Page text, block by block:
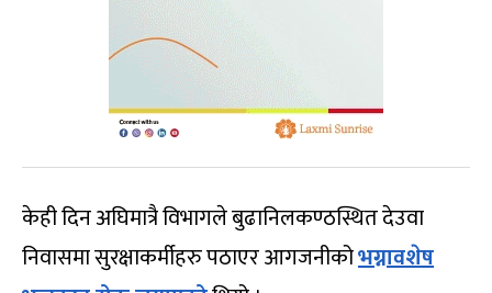
केही दिन अघिमात्रै विभागले बुढानिलकण्ठस्थित देउवा
निवासमा सुरक्षाकर्मीहरु पठाएर आगजनीकोभग्नावशेष